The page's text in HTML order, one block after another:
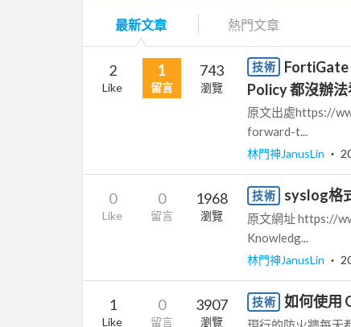
最新文章 熱門文章
2
Like
1
留言
743
瀏覽
技術
FortiGate
Policy 都沒辦
原文出處https://
forward-t...
林門神JanusLin ‧
0
Like
0
留言
1968
瀏覽
技術 syslog格
原文網址 https://
Knowledg...
林門神JanusLin ‧
1
Like
0
留言
3907
瀏覽
技術 如何使用